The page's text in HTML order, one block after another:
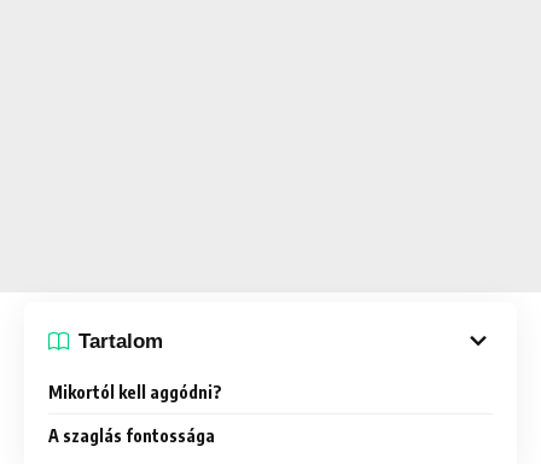
Tartalom
Mikortól kell aggódni?
A szaglás fontossága